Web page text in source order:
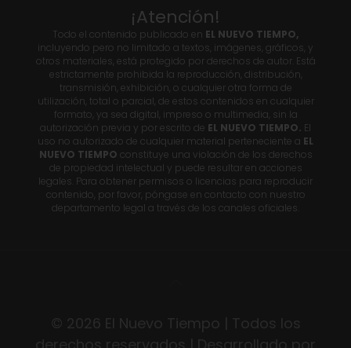
¡Atención!
Todo el contenido publicado en EL NUEVO TIEMPO,
incluyendo pero no limitado a textos, imágenes, gráficos, y
otros materiales, está protegido por derechos de autor. Está
estrictamente prohibida la reproducción, distribución,
transmisión, exhibición, o cualquier otra forma de
utilización, total o parcial, de estos contenidos en cualquier
formato, ya sea digital, impreso o multimedia, sin la
autorización previa y por escrito de EL NUEVO TIEMPO. El
uso no autorizado de cualquier material perteneciente a EL
NUEVO TIEMPO constituye una violación de los derechos
de propiedad intelectual y puede resultar en acciones
legales. Para obtener permisos o licencias para reproducir
contenido, por favor, póngase en contacto con nuestro
departamento legal a través de los canales oficiales.
© 2026 El Nuevo Tiempo | Todos los